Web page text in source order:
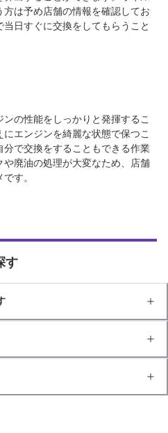
は予め店舗の情報を確認してお
日すぐに交換をしてもらうこと
の性能をしっかりと発揮するこ
エンジンを綺麗な状態で保つこ
で交換をすることもできる作業
廃油の処理が大変なため、店舗
す。
す